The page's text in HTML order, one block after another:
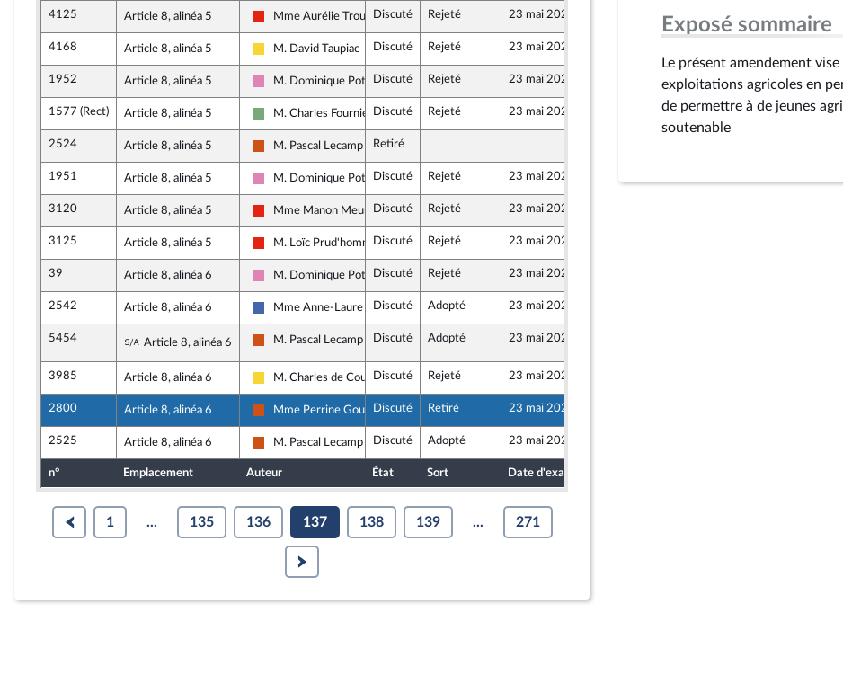
4125 Article 8, alinéa 5
La France insoumise - Nouvelle Union Populaire écologique et sociale
Mme Aurélie TrouvéDiscuté Rejeté 23 mai 2024 10 mai 2024
4168 Article 8, alinéa 5
Libertés, Indépendants, Outre-mer et Territoires
M. David Taupiac Discuté Rejeté 23 mai 2024
1952 Article 8, alinéa 5
Socialistes et apparentés
M. Dominique PotierDiscuté Rejeté 23 mai 2024 8 mai 2024
1577 (Rect) Article 8, alinéa 5
Écologiste - NUPES
M. Charles Fournier Discuté Rejeté 23 mai 2024 7 mai 2024
2524 Article 8, alinéa 5
Démocrate (MoDem et Indépendants)
M. Pascal Lecamp Retiré
1951 Article 8, alinéa 5
Socialistes et apparentés
M. Dominique PotierDiscuté Rejeté 23 mai 2024
3120 Article 8, alinéa 5
La France insoumise - Nouvelle Union Populaire écologique et sociale
Mme Manon MeunierDiscuté Rejeté 23 mai 2024
3125 Article 8, alinéa 5
La France insoumise - Nouvelle Union Populaire écologique et sociale
M. Loïc Prud'hommeDiscuté Rejeté 23 mai 2024
39 Article 8, alinéa 6
Socialistes et apparentés
M. Dominique PotierDiscuté Rejeté 23 mai 2024
2542 Article 8, alinéa 6
Les Républicains
Mme Anne-Laure BlinDiscuté Adopté 23 mai 2024
5454 Sous-amendement de l'amendement n°2542
Article 8, alinéa 6 Démocrate (MoDem et Indépendants)
M. Pascal Lecamp Discuté Adopté 23 mai 2024
3985 Article 8, alinéa 6
Libertés, Indépendants, Outre-mer et Territoires
M. Charles de CoursonDiscuté Rejeté 23 mai 2024
2800 Article 8, alinéa 6
Démocrate (MoDem et Indépendants)
Mme Perrine GouletDiscuté Retiré 23 mai 2024
2525 Article 8, alinéa 6
Démocrate (MoDem et Indépendants)
M. Pascal Lecamp Discuté Adopté 23 mai 2024
n° Emplacement Auteur État Sort Date d'examen
1 ... 135 136 137 138 139 ... 271
Exposé sommaire
Le présent amendement
exploitations agricoles en
de permettre à de jeunes
soutenable